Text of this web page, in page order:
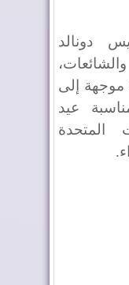
دونالد
موجهة إلى
عيد
المتحدة